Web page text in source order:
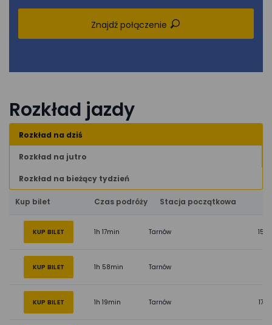
Znajdź połączenie
Rozkład jazdy
Rozkład na dziś
Rozkład na jutro
Rozkład na bieżący tydzień
Kup bilet Czas podróży Stacja początkowa
KUP BILET 1h 17min Tarnów
KUP BILET 1h 58min Tarnów
KUP BILET 1h 19min Tarnów